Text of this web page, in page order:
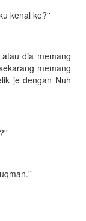
kenal ke?''
dia memang
memang
je dengan Nuh